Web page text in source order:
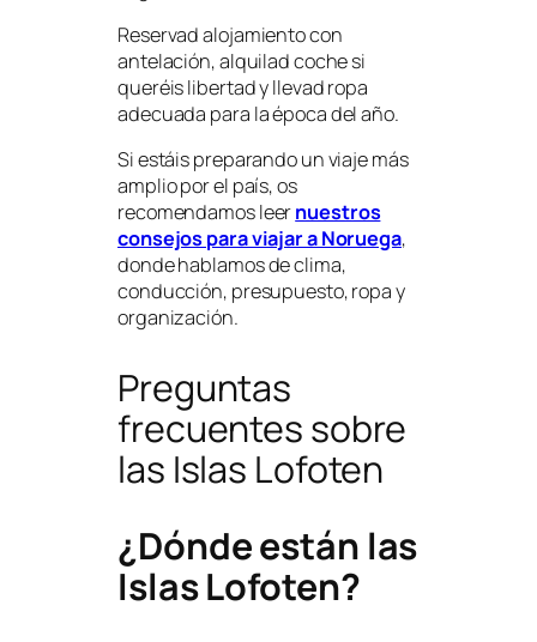
Reservad alojamiento con
antelación, alquilad coche si
queréis libertad y llevad ropa
adecuada para la época del año.
Si estáis preparando un viaje más
amplio por el país, os
recomendamos leernuestros
consejos para viajar a Noruega,
donde hablamos de clima,
conducción, presupuesto, ropa y
organización.
Preguntas
frecuentes sobre
las Islas Lofoten
¿Dónde están las
Islas Lofoten?